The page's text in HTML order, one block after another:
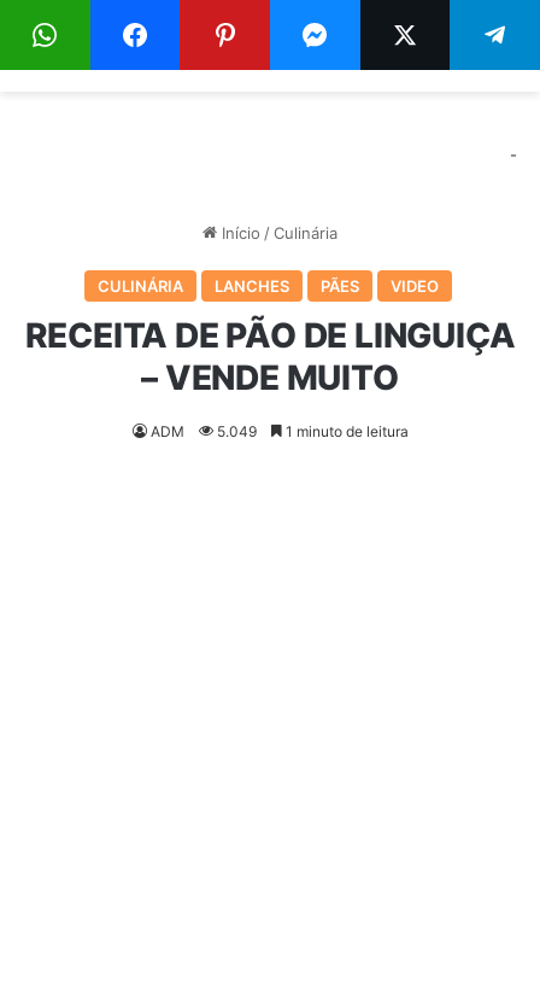
Menu
-
Início /Culinária
CULINÁRIA LANCHES PÃES VIDEO
RECEITA DE PÃO DE LINGUIÇA
– VENDE MUITO
ADM 5.049 1 minuto de leitura